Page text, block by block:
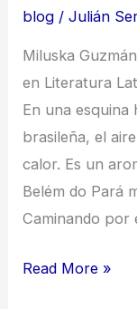
blog /Julián
Miluska
en Literatura
En una esquina
brasileña, el
calor. Es un
Belém do Pará
Caminando por
Banhos
Read More »